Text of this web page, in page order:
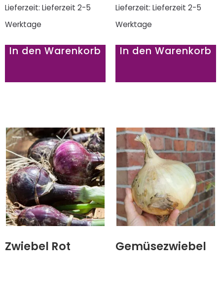
Lieferzeit: Lieferzeit 2-5
Werktage
In den Warenkorb
Lieferzeit: Lieferzeit 2-5
Werktage
In den Warenkorb
Zwiebel Rot Gemüsezwiebel